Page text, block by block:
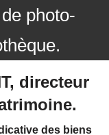
photo-
directeur
des biens